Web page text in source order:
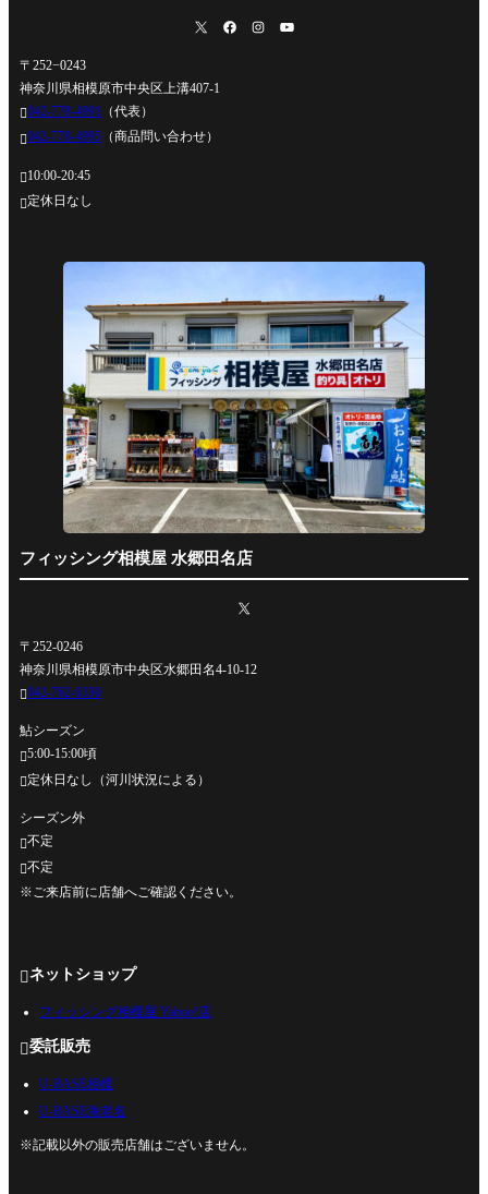
〒252−0243
神奈川県相模原市中央区上溝407-1
042-778-4991 （代表）
042-778-4995 （商品問い合わせ）
10:00-20:45
定休日なし
フィッシング相模屋 水郷田名店
〒252-0246
神奈川県相模原市中央区水郷田名4-10-12
042-762-0330
鮎シーズン
5:00-15:00頃
定休日なし（河川状況による）
シーズン外
不定
不定
※ご来店前に店舗へご確認ください。
ネットショップ
フィッシング相模屋 Yahoo!店
委託販売
U-BASE相模
U-BASE海老名
※記載以外の販売店舗はございません。